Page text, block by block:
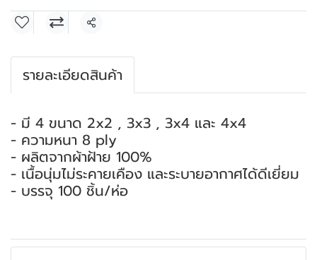
แชร์
รายละเอียดสินค้า
- มี 4 ขนาด 2x2 , 3x3 , 3x4 และ 4x4
- ความหนา 8 ply
- ผลิตจากผ้าฝ้าย 100%
- เนื้อนุ่มไม่ระคายเคือง และระบายอากาศได้ดีเยี่ยม
- บรรจุ 100 ชิ้น/ห่อ